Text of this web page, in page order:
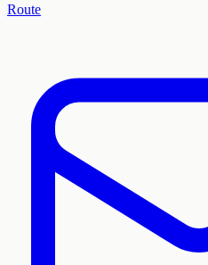
Route